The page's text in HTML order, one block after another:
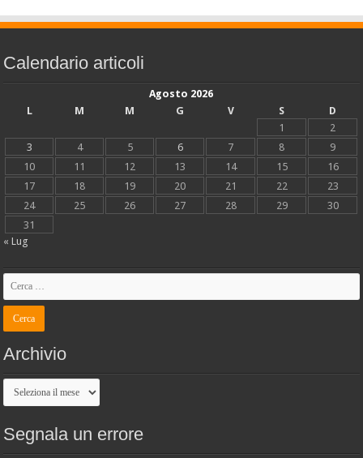
Calendario articoli
Agosto 2026
L
M M G V S
D
1
2
3
4 5 6 7 8
9
10
11 12 13 14 15
16
17
18 19 20 21 22
23
24
25 26 27 28 29
30
31
« Lug
Archivio
Archivio
Segnala un errore